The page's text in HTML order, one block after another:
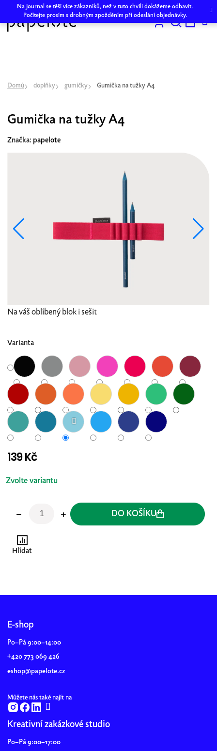
obsah
Na Journal se těší více zákazníků, než v tuto chvíli dokážeme odbavit.
Počítejte prosím s drobným zpožděním při odeslání objednávky.
Hledat
Domů doplňky gumičky Gumička na tužky A4
Na váš oblíbený blok i sešit
Varianta
139 Kč
Měrná
Zvolte variantu
DO KOŠÍKU
Hlídat
Gumička na tužky A4
Značka: papelote
E-shop
Po–Pá 9:00–14:00
+420 773 069 426
eshop@papelote.cz
Můžete nás také najít na
Kreativní zakázkové studio
Po–Pá 9:00–17:00